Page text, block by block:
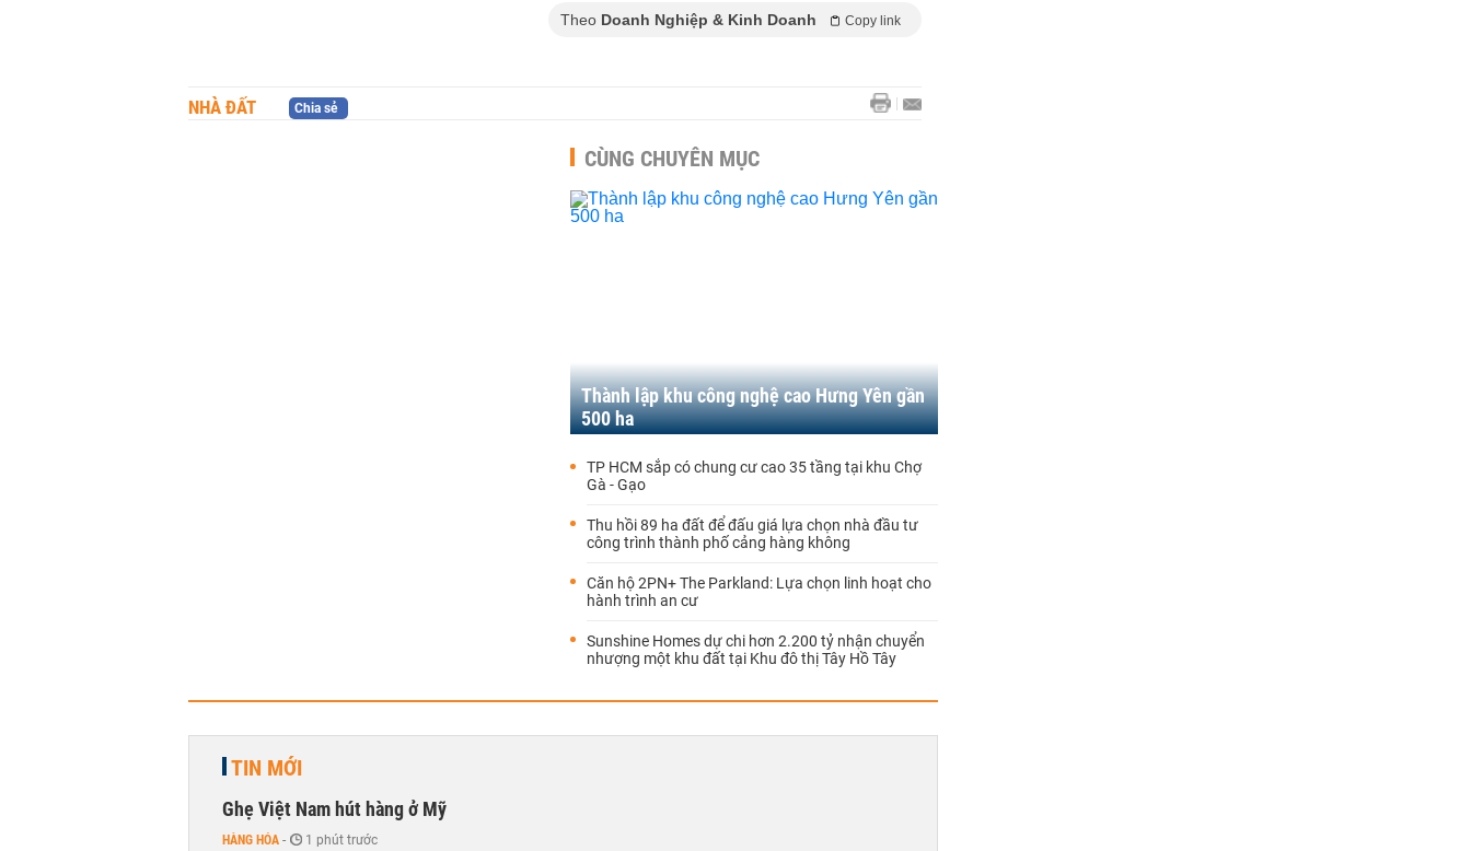
Theo Doanh Nghiệp & Kinh Doanh Copy link
NHÀ ĐẤT Chia sẻ
CÙNG CHUYÊN MỤC
Thành lập khu công nghệ cao Hưng Yên gần
500 ha
TP HCM sắp có chung cư cao 35 tầng tại khu Chợ
Gà - Gạo
Thu hồi 89 ha đất để đấu giá lựa chọn nhà đầu tư
công trình thành phố cảng hàng không
Căn hộ 2PN+ The Parkland: Lựa chọn linh hoạt cho
hành trình an cư
Sunshine Homes dự chi hơn 2.200 tỷ nhận chuyển
nhượng một khu đất tại Khu đô thị Tây Hồ Tây
TIN MỚI
Ghẹ Việt Nam hút hàng ở Mỹ
HÀNG HÓA - 1 phút trước